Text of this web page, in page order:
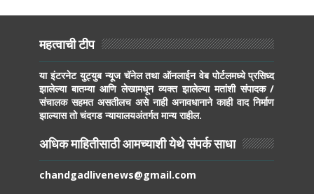
महत्वाची टीप
या इंटरनेट युट्युब न्यूज चॅनेल तथा ऑनलाईन वेब पोर्टलमध्ये प्रसिध्द
झालेल्या बातम्या आणि लेखामधून व्यक्त झालेल्या मतांशी संपादक /
संचालक सहमत असतीलच असे नाही अनावधानाने काही वाद निर्माण
झाल्यास तो चंदगड न्यायालयअंतर्गत मान्य राहील.
अधिक माहितीसाठी आमच्याशी येथे संपर्क साधा
chandgadlivenews@gmail.com